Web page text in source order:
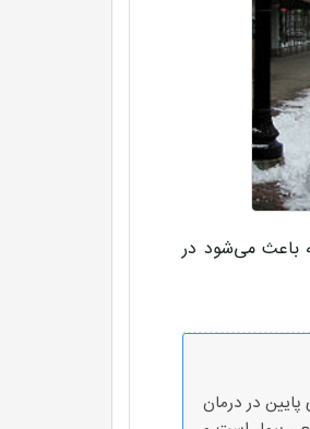
وجود دارد که باعث می‌شود در
در درمان